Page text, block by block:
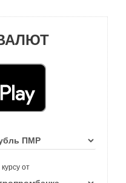
от